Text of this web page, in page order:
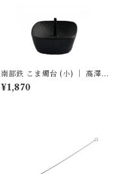
南部鉄 こま燭台 (小) ｜ 高澤
ろうそく店
¥1,870